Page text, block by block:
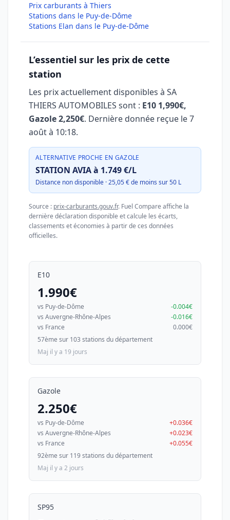
Prix carburants à Thiers
Stations dans le Puy-de-Dôme
Stations Elan dans le Puy-de-Dôme
L’essentiel sur les prix de cette
station
Les prix actuellement disponibles à SA
THIERS AUTOMOBILES sont : E10 1,990€,
Gazole 2,250€. Dernière donnée reçue le7
août à 10:18.
ALTERNATIVE PROCHE EN GAZOLE
STATION AVIA à 1.749 €/L
Distance non disponible · 25,05 € de moins sur 50 L
Source : prix-carburants.gouv.fr. Fuel Compare affiche la
dernière déclaration disponible et calcule les écarts,
classements et économies à partir de ces données
officielles.
E10
1.990€
vs Puy-de-Dôme
-0.004€
vs Auvergne-Rhône-Alpes
-0.016€
vs France
0.000€
57ème sur 103 stations du département
Maj il y a 19 jours
Gazole
2.250€
vs Puy-de-Dôme
+0.036€
vs Auvergne-Rhône-Alpes
+0.023€
vs France
+0.055€
92ème sur 119 stations du département
Maj il y a 2 jours
SP95